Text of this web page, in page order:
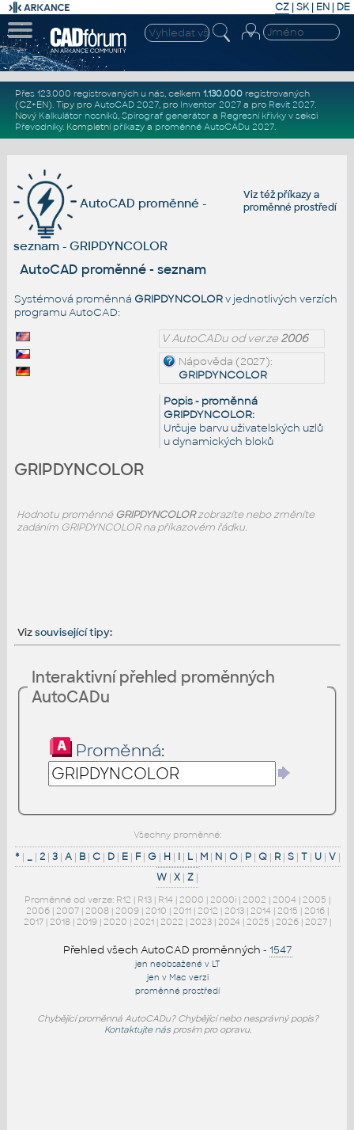
CZ | SK| EN | DE
Přes 123.000 registrovaných u nás, celkem 1.130.000registrovaných
(CZ+EN). Tipy pro AutoCAD 2027, pro Inventor 2027a pro Revit 2027.
Nový Kalkulátor nosníků, Spirograf generátor a Regresní křivkyv sekci
Převodníky. Kompletní příkazya proměnné AutoCADu 2027.
Viz téžpříkazya
proměnné prostředí
AutoCAD proměnné -
seznam - GRIPDYNCOLOR
AutoCAD proměnné - seznam
Systémová proměnná GRIPDYNCOLORv jednotlivých verzích
programu AutoCAD:
V AutoCADu od verze2006
Nápověda (2027):
GRIPDYNCOLOR
Popis - proměnná
GRIPDYNCOLOR:
Určuje barvu uživatelských uzlů
u dynamických bloků
GRIPDYNCOLOR
Hodnotu proměnné GRIPDYNCOLORzobrazíte nebo změníte
zadáním GRIPDYNCOLOR na příkazovém řádku.
Vizsouvisející tipy:
Interaktivní přehled proměnných
AutoCADu
Proměnná:
Všechny proměnné:
*| _| 2| 3| A| B| C| D| E| F| G| H | I| L| M| N| O| P| Q| R| S| T| U| V|
W | X | Z |
Proměnné od verze: R12 | R13 | R14 | 2000 | 2000i | 2002 | 2004 | 2005 |
2006 | 2007 | 2008 | 2009 | 2010 | 2011 | 2012 | 2013 | 2014 | 2015 | 2016 |
2017 | 2018 | 2019 | 2020 | 2021 | 2022 | 2023 | 2024 | 2025 | 2026 | 2027 |
Přehled všech AutoCAD proměnných - 1547
jen neobsažené v LT
jen v Mac verzi
proměnné prostředí
Chybějící proměnná AutoCADu? Chybějící nebo nesprávný popis?
Kontaktujte násprosím pro opravu.